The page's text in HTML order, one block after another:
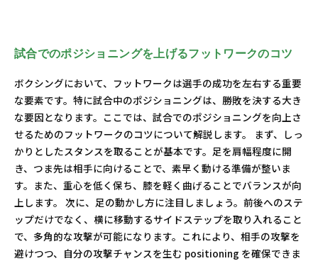
試合でのポジショニングを上げるフットワークのコツ
ボクシングにおいて、フットワークは選手の成功を左右する重要
な要素です。特に試合中のポジショニングは、勝敗を決する大き
な要因となります。ここでは、試合でのポジショニングを向上さ
せるためのフットワークのコツについて解説します。 まず、しっ
かりとしたスタンスを取ることが基本です。足を肩幅程度に開
き、つま先は相手に向けることで、素早く動ける準備が整いま
す。また、重心を低く保ち、膝を軽く曲げることでバランスが向
上します。 次に、足の動かし方に注目しましょう。前後へのステ
ップだけでなく、横に移動するサイドステップを取り入れること
で、多角的な攻撃が可能になります。これにより、相手の攻撃を
避けつつ、自分の攻撃チャンスを生む positioning を確保できま